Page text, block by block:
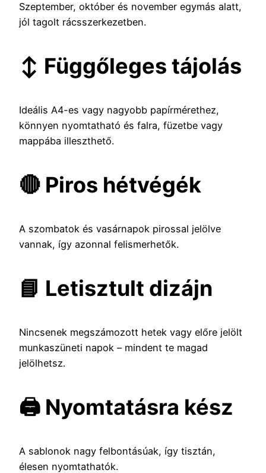
Szeptember, október és november egymás alatt,
jól tagolt rácsszerkezetben.
↕️ Függőleges tájolás
Ideális A4-es vagy nagyobb papírmérethez,
könnyen nyomtatható és falra, füzetbe vagy
mappába illeszthető.
🔴 Piros hétvégék
A szombatok és vasárnapok pirossal jelölve
vannak, így azonnal felismerhetők.
📘 Letisztult dizájn
Nincsenek megszámozott hetek vagy előre jelölt
munkaszüneti napok – mindent te magad
jelölhetsz.
🖨️ Nyomtatásra kész
A sablonok nagy felbontásúak, így tisztán,
élesen nyomtathatók.